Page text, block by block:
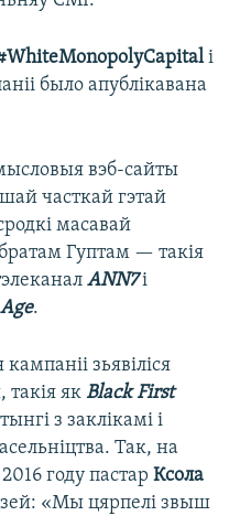
і
было апублікавана
вэб-сайты
часткай гэтай
масавай
Гуптам — такія
ANN7і
.
зьявіліся
як Black First
з заклікамі і
Так, на
году пастар Ксола
«Мы цярпелі звыш